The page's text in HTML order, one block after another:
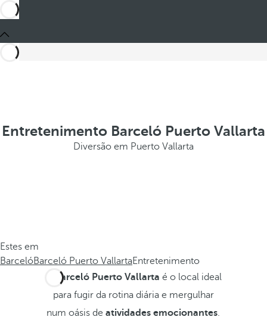
Entretenimento Barceló Puerto Vallarta
Diversão em Puerto Vallarta
Estes em
BarcelóBarceló Puerto VallartaEntretenimento
Barceló Puerto Vallarta é o local ideal
para fugir da rotina diária e mergulhar
num oásis deatividades emocionantes.